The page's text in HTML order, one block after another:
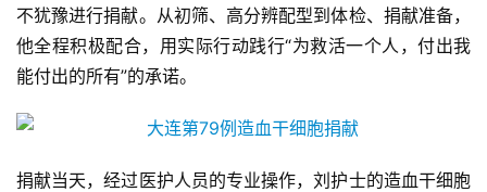
不犹豫进行捐献。从初筛、高分辨配型到体检、捐献准备，
他全程积极配合，用实际行动践行“为救活一个人，付出我
能付出的所有”的承诺。
捐献当天，经过医护人员的专业操作，刘护士的造血干细胞